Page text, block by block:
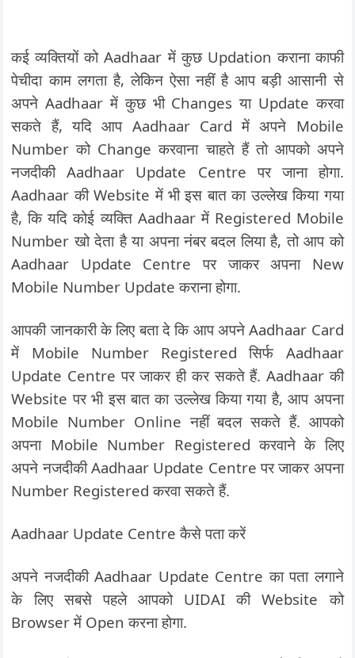
कई व्यक्तियों को Aadhaar में कुछ Updation कराना काफी
पेचीदा काम लगता है, लेकिन ऐसा नहीं है आप बड़ी आसानी से
अपने Aadhaar में कुछ भी Changes या Update करवा
सकते हैं, यदि आप Aadhaar Card में अपने Mobile
Number को Change करवाना चाहते हैं तो आपको अपने
नजदीकी Aadhaar Update Centre पर जाना होगा.
Aadhaar की Website में भी इस बात का उल्लेख किया गया
है, कि यदि कोई व्यक्ति Aadhaar में Registered Mobile
Number खो देता है या अपना नंबर बदल लिया है, तो आप को
Aadhaar Update Centre पर जाकर अपना New
Mobile Number Update कराना होगा.
आपकी जानकारी के लिए बता दे कि आप अपने Aadhaar Card
में Mobile Number Registered सिर्फ Aadhaar
Update Centre पर जाकर ही कर सकते हैं. Aadhaar की
Website पर भी इस बात का उल्लेख किया गया है, आप अपना
Mobile Number Online नहीं बदल सकते हैं. आपको
अपना Mobile Number Registered करवाने के लिए
अपने नजदीकी Aadhaar Update Centre पर जाकर अपना
Number Registered करवा सकते हैं.
Aadhaar Update Centre कैसे पता करें
अपने नजदीकी Aadhaar Update Centre का पता लगाने
के लिए सबसे पहले आपको UIDAI की Website को
Browser में Open करना होगा.